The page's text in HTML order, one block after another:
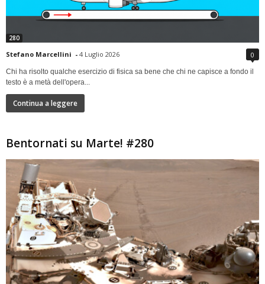
280
Stefano Marcellini - 4 Luglio 2026 0
Chi ha risolto qualche esercizio di fisica sa bene che chi ne capisce a fondo il
testo è a metà dell'opera...
Continua a leggere
Bentornati su Marte! #280